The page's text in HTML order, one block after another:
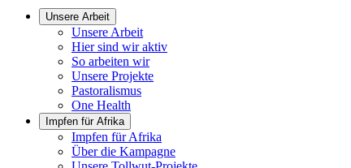
Unsere Arbeit
Unsere Arbeit
Hier sind wir aktiv
So arbeiten wir
Unsere Projekte
Pastoralismus
One Health
Impfen für Afrika
Impfen für Afrika
Über die Kampagne